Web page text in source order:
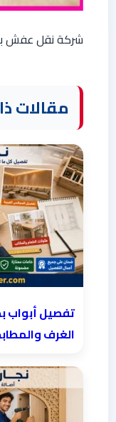
شركة نقل عفش
مقالات
الغرف